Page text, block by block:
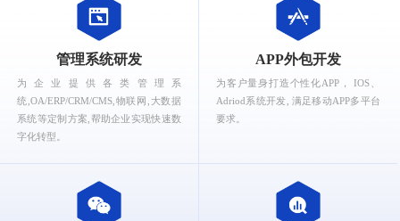
What can Ruizhi Interactive provide for you?
管理系统研发
为企业提供各类管理系
统,OA/ERP/CRM/CMS,物联网,大数据
系统等定制方案,帮助企业实现快速数
字化转型。
APP外包开发
为客户量身打造个性化APP， IOS、
Adriod系统开发, 满足移动APP多平台
要求。